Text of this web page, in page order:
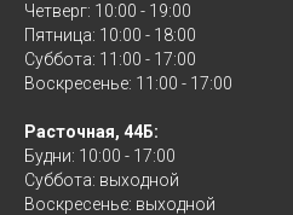
Четверг: 10:00 - 19:00
Пятница: 10:00 - 18:00
Суббота: 11:00 - 17:00
Воскресенье: 11:00 - 17:00
Расточная, 44Б:
Будни: 10:00 - 17:00
Суббота: выходной
Воскресенье: выходной